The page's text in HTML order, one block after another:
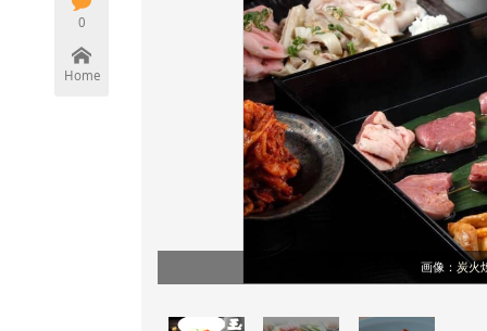
0
Home
画像： 炭火